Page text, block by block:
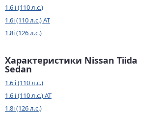
1.6 i (110 л.с.)
1.6i (110 л.с.) AT
1.8i (126 л.с.)
Характеристики Nissan Tiida
Sedan
1.6 i (110 л.с.)
1.6 i (110 л.с.) AT
1.8i (126 л.с.)